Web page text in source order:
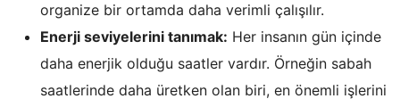
organize bir ortamda daha verimli çalışılır.
Enerji seviyelerini tanımak: Her insanın gün içinde
daha enerjik olduğu saatler vardır. Örneğin sabah
saatlerinde daha üretken olan biri, en önemli işlerini